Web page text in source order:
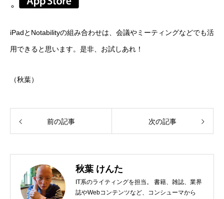
iPadとNotabilityの組み合わせは、会議やミーティングなどでも活
用できると思います。是非、お試しあれ！
（秋葉）
前の記事 次の記事
秋葉 けんた
IT系のライティングを担当。 書籍、雑誌、業界
誌やWebコンテンツなど、コンシューマから